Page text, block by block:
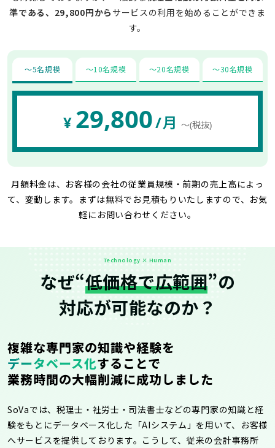
準である、29,800円から サービスの利用を始めることができま
す。
〜5名規模 〜10名規模 〜20名規模 〜30名規模
¥ 29,800/月 〜(税抜)
月額料金は、お客様の会社の従業員規模・前期の売上高によっ
て、変動します。 まずは無料でお見積もりいたしますので、お気
軽にお問い合わせください。
Technology × Human
なぜ“低価格で広範囲”の
対応が可能なのか？
複雑な専門家の知識や経験を
データベース化することで
業務時間の大幅削減に成功しました
SoVaでは、税理士・社労士・司法書士などの専門家の知識と経
験をもとにデータベース化した「AIシステム」を用いて、お客様
へサービスを提供しております。こうして、従来の会計事務所